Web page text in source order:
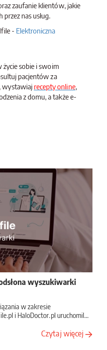
z Croma dla rynku
Rozwojowe Biostat
zaufanie klientów, jakie
przez nas usług.
- Elektroniczna
życie sobie i swoim
pacjentów za
wystawiaj recepty online,
z domu, a także e-
wyszukiwarki
w zakresie
i HaloDoctor.pl uruchomil...
Czytaj więcej